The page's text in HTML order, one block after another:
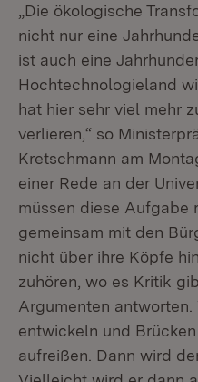
„Die ökologische
nicht nur eine
ist auch eine
Hochtechnologieland
hat hier sehr viel mehr
verlieren,“ so
Kretschmann am
einer Rede an der
müssen diese Aufgabe
gemeinsam mit den
nicht über ihre Köpfe
zuhören, wo es Kritik
Argumenten antworten.
entwickeln und
aufreißen. Dann wird